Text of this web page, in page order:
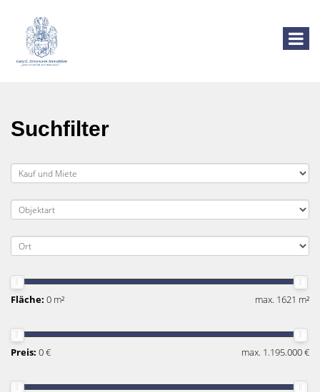
Suchfilter
Fläche: 0 m² max. 1621 m²
Preis: 0 € max. 1.195.000 €